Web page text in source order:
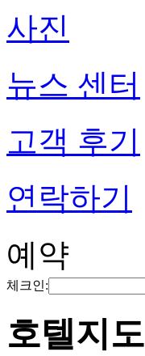
사진
뉴스 센터
고객 후기
연락하기
예약
체크인:
호텔지도